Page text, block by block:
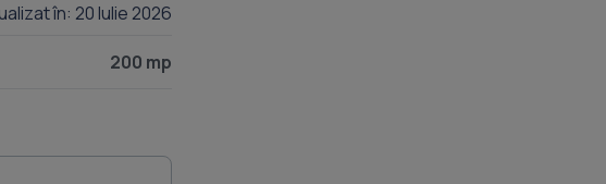
în: 20 Iulie 2026
200 mp